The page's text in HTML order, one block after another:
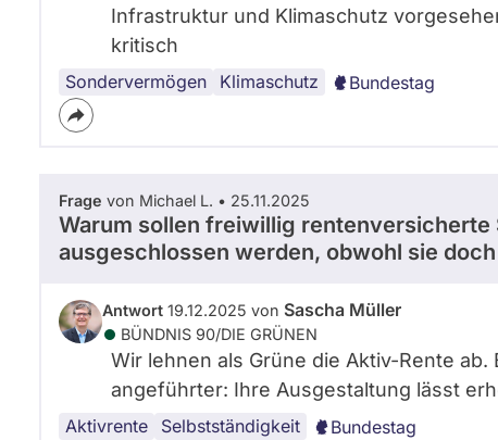
Infrastruktur und Klimaschutz
kritisch
Sondervermögen Klimaschutz Bundestag
Frage von Michael L. • 25.11.2025
Warum sollen freiwillig
ausgeschlossen werden, obwohl sie
Antwort 19.12.2025 von Sascha Müller
BÜNDNIS 90/­DIE GRÜNEN
Wir lehnen als Grüne die Aktiv-Rente
angeführter: Ihre Ausgestaltung lässt
Aktivrente Selbstständigkeit Bundestag